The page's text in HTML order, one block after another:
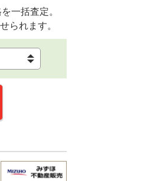
一括査定。
られます。